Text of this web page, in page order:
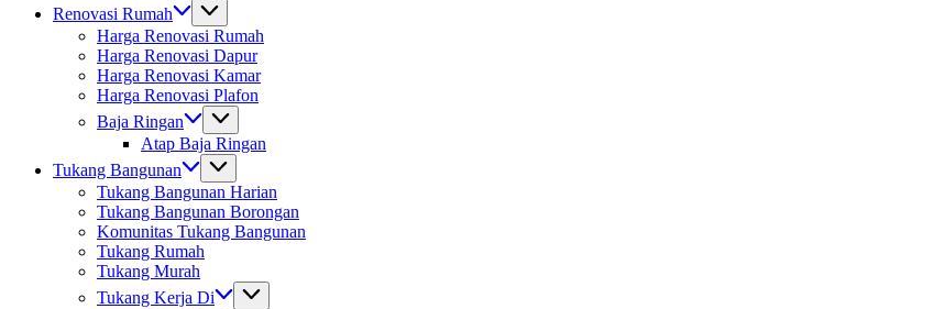
Renovasi Rumah
Harga Renovasi Rumah
Harga Renovasi Dapur
Harga Renovasi Kamar
Harga Renovasi Plafon
Baja Ringan
Atap Baja Ringan
Tukang Bangunan
Tukang Bangunan Harian
Tukang Bangunan Borongan
Komunitas Tukang Bangunan
Tukang Rumah
Tukang Murah
Tukang Kerja Di